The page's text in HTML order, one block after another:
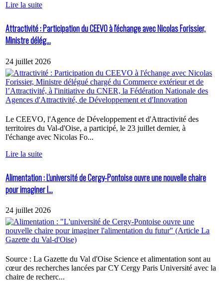
Lire la suite
Attractivité : Participation du CEEVO à l'échange avec Nicolas Forissier,
Ministre délég...
24 juillet 2026
Le CEEVO, l'Agence de Développement et d'Attractivité des
territoires du Val-d'Oise, a participé, le 23 juillet dernier, à
l'échange avec Nicolas Fo...
Lire la suite
Alimentation : L'université de Cergy-Pontoise ouvre une nouvelle chaire
pour imaginer l...
24 juillet 2026
Source : La Gazette du Val d'Oise Science et alimentation sont au
cœur des recherches lancées par CY Cergy Paris Université avec la
chaire de recherc...